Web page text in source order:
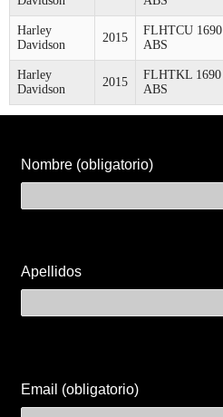
Harley
Davidson
2015
FLHTCU 1690
ABS
Harley
Davidson
2015
FLHTKL 1690
ABS
Nombre (obligatorio)
Apellidos
Email (obligatorio)